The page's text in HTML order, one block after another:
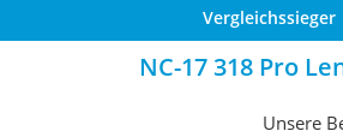
Vergleichssieger
NC-17 318 Pro
Unsere